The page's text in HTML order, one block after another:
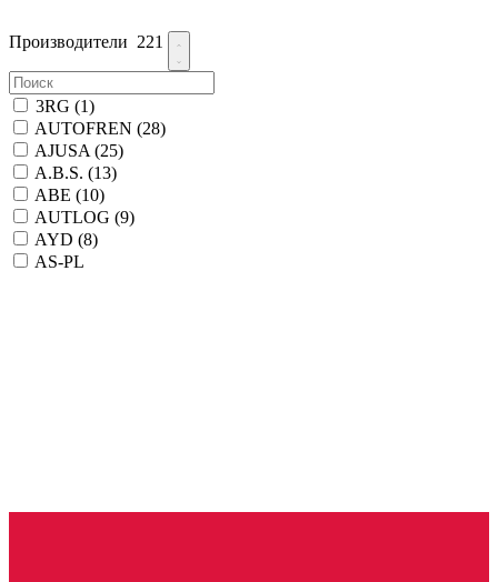
Производители 221
3RG (1)
AUTOFREN (28)
AJUSA (25)
A.B.S. (13)
ABE (10)
AUTLOG (9)
AYD (8)
AS-PL